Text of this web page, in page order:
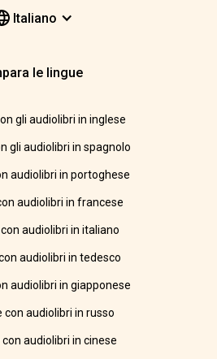
Italiano
le lingue
gli audiolibri in inglese
gli audiolibri in spagnolo
audiolibri in portoghese
audiolibri in francese
audiolibri in italiano
audiolibri in tedesco
audiolibri in giapponese
con audiolibri in russo
con audiolibri in cinese